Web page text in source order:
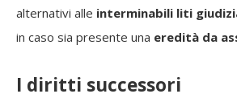
alternativi alle interminabili liti
in caso sia presente una eredità da
I diritti successori